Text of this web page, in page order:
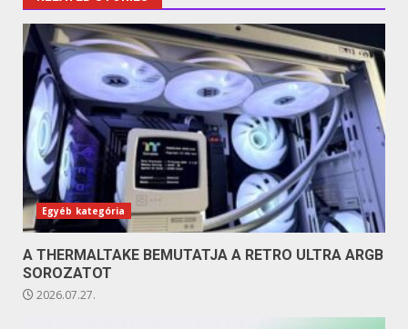
Egyéb kategória
A THERMALTAKE BEMUTATJA A RETRO ULTRA ARGB
SOROZATOT
2026.07.27.